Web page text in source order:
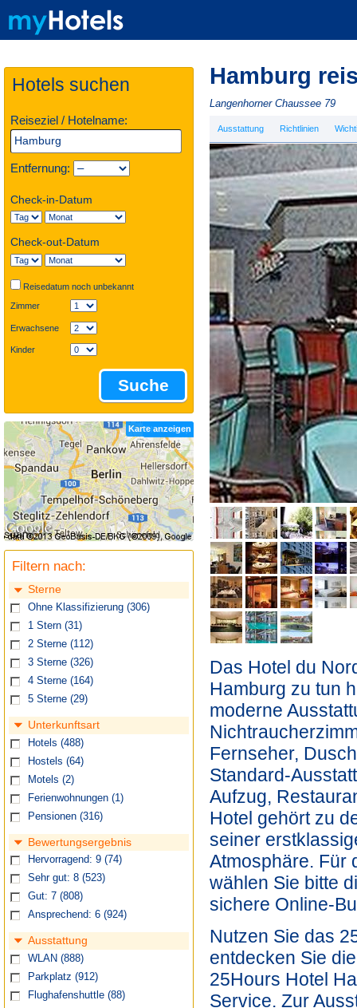
Hotels suchen
Reiseziel / Hotelname:
Entfernung:
Check-in-Datum
Check-out-Datum
Reisedatum noch unbekannt
Zimmer
Erwachsene
Kinder
Suche
Karte anzeigen
Filtern nach:
Sterne
Ohne Klassifizierung (306)
1 Stern (31)
2 Sterne (112)
3 Sterne (326)
4 Sterne (164)
5 Sterne (29)
Unterkunftsart
Hotels (488)
Hostels (64)
Motels (2)
Ferienwohnungen (1)
Pensionen (316)
Bewertungsergebnis
Hervorragend: 9 (74)
Sehr gut: 8 (523)
Gut: 7 (808)
Ansprechend: 6 (924)
Ausstattung
WLAN (888)
Parkplatz (912)
Flughafenshuttle (88)
Hamburg
Langenhorner Chaussee 79
Ausstattung Richtlinien
Das Hotel du
Hamburg zu tun
moderne
Fernseher,
Standard-
Aufzug,
Hotel gehört zu
seiner
Atmosphäre. Für
wählen Sie bitte
sichere Online-
Nutzen Sie das
entdecken Sie
25Hours Hotel
Service. Zur